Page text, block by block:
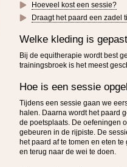
Hoeveel kost een sessie?
Draagt het paard een zadel
Welke kleding is
Bij de equitherapie wordt best
trainingsbroek is het meest
Hoe is een sessie
Tijdens een sessie gaan we
halen. Daarna wordt het paard
de poetsplaats. De oefeningen
gebeuren in de rijpiste. De
het paard af te tomen en eten
en terug naar de wei te doen.